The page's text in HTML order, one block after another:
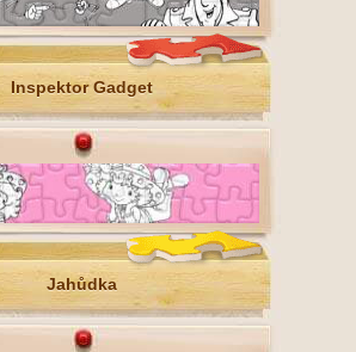
Inspektor Gadget
Jahůdka